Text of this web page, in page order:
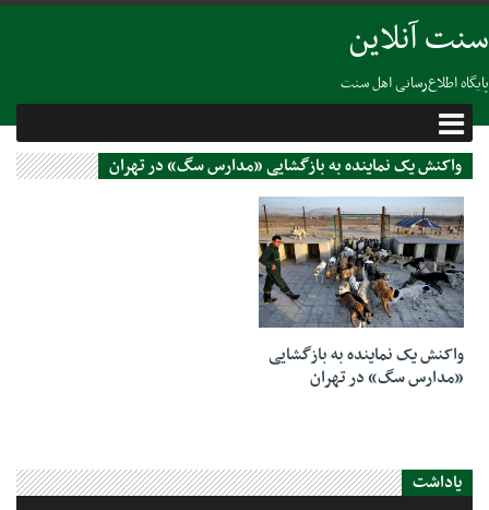
سنت آنلاین
پایگاه اطلاع‌رسانی اهل سنت
واکنش یک نماینده به بازگشایی «مدارس سگ» در تهران
20 ژانویه 2019
واکنش یک نماینده به بازگشایی
«مدارس سگ» در تهران
یاداشت